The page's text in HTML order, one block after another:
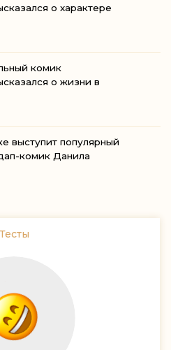
о характере
комик
о жизни в
выступит популярный
комик Данила
Тесты